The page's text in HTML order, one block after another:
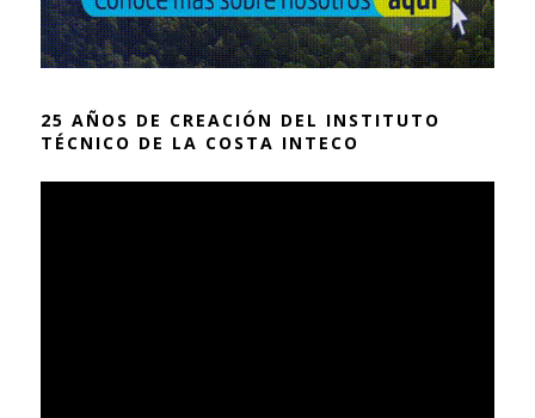
25 AÑOS DE CREACIÓN DEL INSTITUTO
TÉCNICO DE LA COSTA INTECO